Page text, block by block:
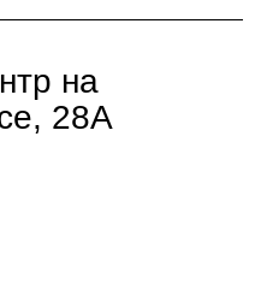
на
28А